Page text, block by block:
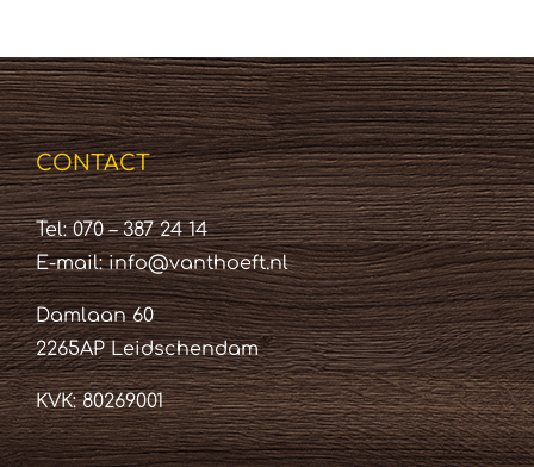
CONTACT
Tel: 070 – 387 24 14
E-mail:info@vanthoeft.nl
Damlaan 60
2265AP Leidschendam
KVK: 80269001